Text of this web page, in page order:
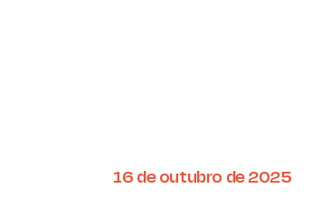
16deoutubro de2025